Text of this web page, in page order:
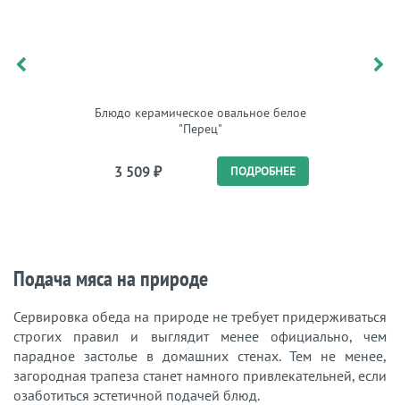
Блюдо керамическое овальное белое
"Перец"
3 509 ₽ ПОДРОБНЕЕ
Подача мяса на природе
Сервировка обеда на природе не требует придерживаться
строгих правил и выглядит менее официально, чем
парадное застолье в домашних стенах. Тем не менее,
загородная трапеза станет намного привлекательней, если
озаботиться эстетичной подачей блюд.